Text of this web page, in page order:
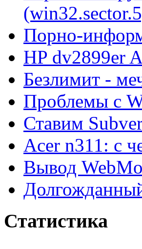
Порно-
HP dv2899er
Безлимит -
Проблемы с
Ставим
Acer n311: с
Вывод
Статистика